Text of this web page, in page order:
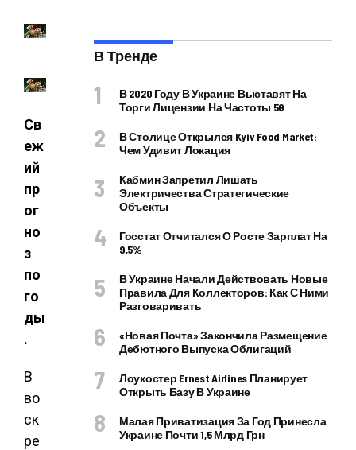
Св
еж
ий
пр
ог
но
з
по
го
ды
.
В
во
ск
ре
В Тренде
В 2020 Году В Украине Выставят На
Торги Лицензии На Частоты 5G
В Столице Открылся Kyiv Food Market:
Чем Удивит Локация
Кабмин Запретил Лишать
Электричества Стратегические
Объекты
Госстат Отчитался О Росте Зарплат На
9,5%
В Украине Начали Действовать Новые
Правила Для Коллекторов: Как С Ними
Разговаривать
«Новая Почта» Закончила Размещение
Дебютного Выпуска Облигаций
Лоукостер Ernest Airlines Планирует
Открыть Базу В Украине
Малая Приватизация За Год Принесла
Украине Почти 1,5 Млрд Грн